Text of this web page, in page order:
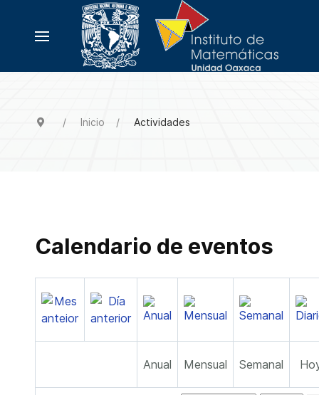
Inicio Actividades
Calendario de eventos
Anual Mensual Semanal